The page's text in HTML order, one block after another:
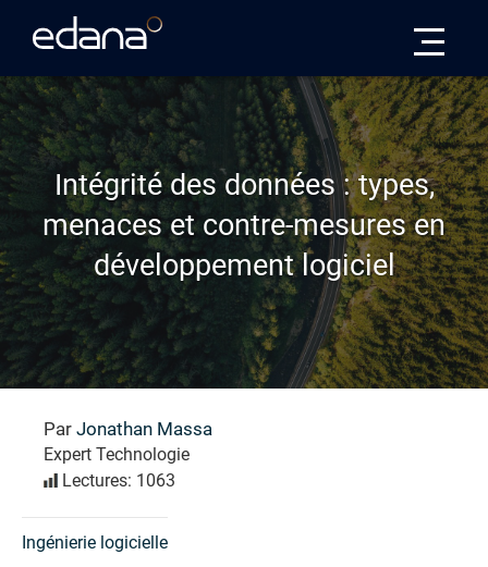
Intégrité des données : types,
menaces et contre-mesures en
développement logiciel
Par Jonathan Massa
Expert Technologie
Lectures: 1063
Ingénierie logicielle